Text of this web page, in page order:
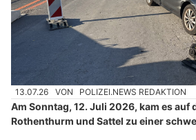
13.07.26 VON POLIZEI.NEWS REDAKTION
Am Sonntag, 12. Juli 2026, kam es auf
Rothenthurm und Sattel zu einer